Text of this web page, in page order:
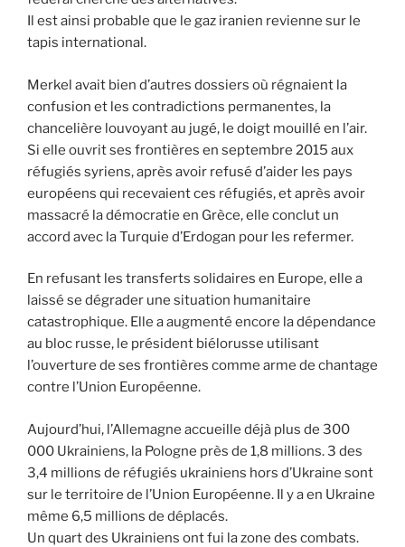
Il est ainsi probable que le gaz iranien revienne sur le
tapis international.
Merkel avait bien d’autres dossiers où régnaient la
confusion et les contradictions permanentes, la
chancelière louvoyant au jugé, le doigt mouillé en l’air.
Si elle ouvrit ses frontières en septembre 2015 aux
réfugiés syriens, après avoir refusé d’aider les pays
européens qui recevaient ces réfugiés, et après avoir
massacré la démocratie en Grèce, elle conclut un
accord avec la Turquie d’Erdogan pour les refermer.
En refusant les transferts solidaires en Europe, elle a
laissé se dégrader une situation humanitaire
catastrophique. Elle a augmenté encore la dépendance
au bloc russe, le président biélorusse utilisant
l’ouverture de ses frontières comme arme de chantage
contre l’Union Européenne.
Aujourd’hui, l’Allemagne accueille déjà plus de 300
000 Ukrainiens, la Pologne près de 1,8 millions. 3 des
3,4 millions de réfugiés ukrainiens hors d’Ukraine sont
sur le territoire de l’Union Européenne. Il y a en Ukraine
même 6,5 millions de déplacés.
Un quart des Ukrainiens ont fui la zone des combats.